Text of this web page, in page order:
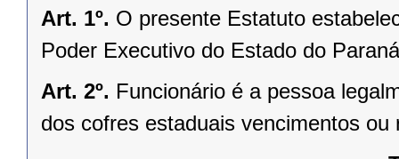
Art. 1º. O presente Estatuto
Poder Executivo do Estado do
Art. 2º. Funcionário é a pessoa
dos cofres estaduais vencimentos